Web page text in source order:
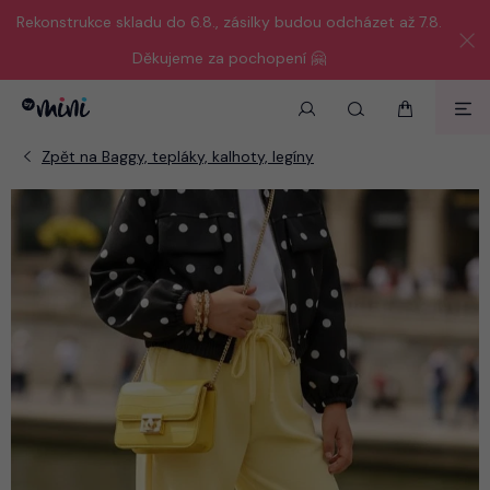
Rekonstrukce skladu do 6.8., zásilky budou odcházet až 7.8.
Děkujeme za pochopení 🤗